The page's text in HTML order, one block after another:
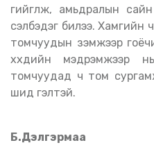
гийгүүлж, амьдралын
сэлбэдэг билээ. Хамгийн
томчуудын үзэмжээр
хүүхдийн мэдрэмжээр
томчуудад ч том сургамж
шид гэлтэй.
Б.Дэлгэрмаа